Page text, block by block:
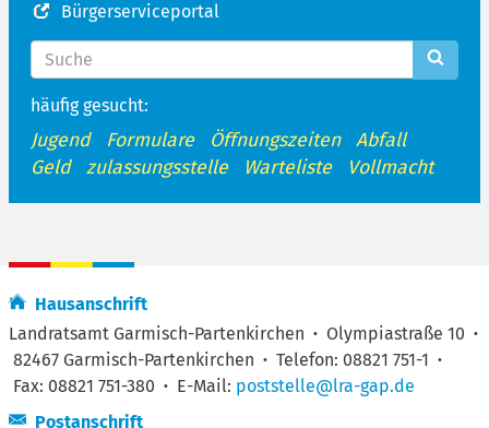
Bürgerserviceportal
häufig gesucht:
Jugend Formulare Öffnungszeiten
Abfall
Geld
zulassungsstelle Warteliste Vollmacht
Hausanschrift
Landratsamt Garmisch-Partenkirchen · Olympiastraße 10 ·
82467 Garmisch-Partenkirchen · Telefon: 08821 751-1 ·
Fax: 08821 751-380 · E-Mail: poststelle@lra-gap.de
Postanschrift